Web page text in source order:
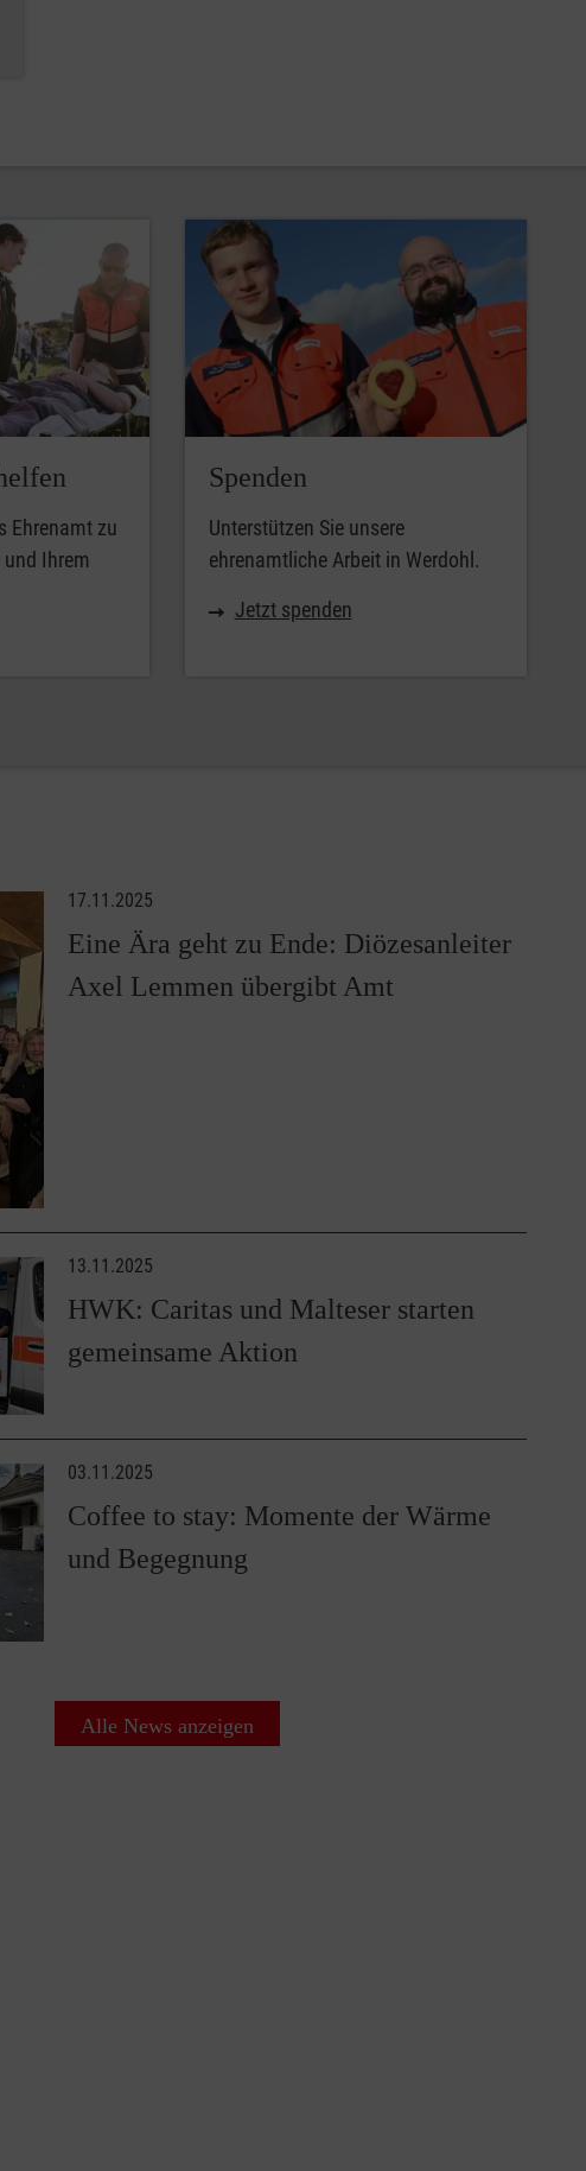
Ehrenamt zu
Ihrem
Spenden
Unterstützen Sie unsere
ehrenamtliche Arbeit in Werdohl.
Jetzt spenden
17.11.2025
Eine Ära geht zu Ende: Diözesanleiter
Axel Lemmen übergibt Amt
13.11.2025
HWK: Caritas und Malteser starten
gemeinsame Aktion
03.11.2025
Coffee to stay: Momente der Wärme
und Begegnung
Alle News anzeigen